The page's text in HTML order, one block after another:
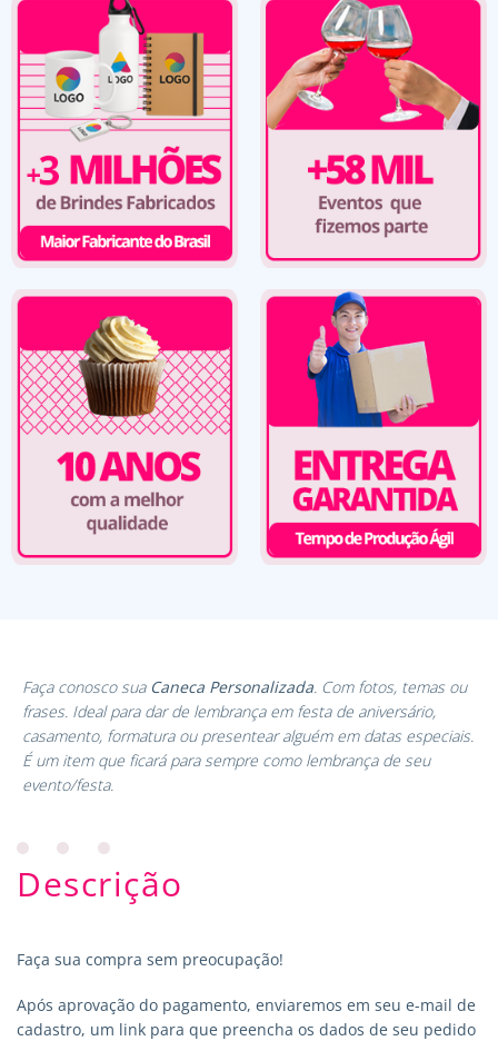
Faça conosco sua Caneca Personalizada. Com fotos, temas ou
frases. Ideal para dar de lembrança em festa de aniversário,
casamento, formatura ou presentear alguém em datas especiais.
É um item que ficará para sempre como lembrança de seu
evento/festa.
Descrição
Faça sua compra sem preocupação!
Após aprovação do pagamento, enviaremos em seu e-mail de
cadastro, um link para que preencha os dados de seu pedido